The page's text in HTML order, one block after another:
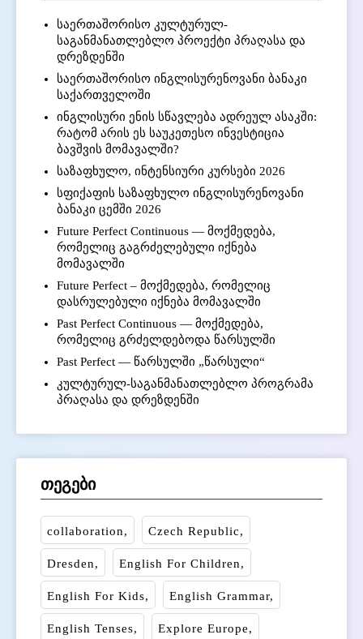
საერთაშორისო კულტურულ-
საგანმანათლებლო პროექტი პრაღასა და
დრეზდენში
საერთაშორისო ინგლისურენოვანი ბანაკი
საქართველოში
ინგლისური ენის სწავლება ადრეულ ასაკში:
რატომ არის ეს საუკეთესო ინვესტიცია
ბავშვის მომავალში?
საზაფხულო, ინტენსიური კურსები 2026
სფიქაფის საზაფხულო ინგლისურენოვანი
ბანაკი ცემში 2026
Future Perfect Continuous — მოქმედება,
რომელიც გაგრძელებული იქნება
მომავალში
Future Perfect – მოქმედება, რომელიც
დასრულებული იქნება მომავალში
Past Perfect Continuous — მოქმედება,
რომელიც გრძელდებოდა წარსულში
Past Perfect — წარსულში „წარსული“
კულტურულ-საგანმანათლებლო პროგრამა
პრაღასა და დრეზდენში
თეგები
collaboration Czech Republic
Dresden English For Children
English For Kids English Grammar
English Tenses Explore Europe